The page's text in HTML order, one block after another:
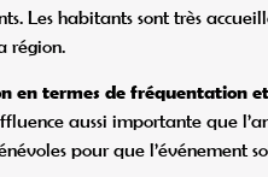
Les habitants sont très
région.
en termes de fréquentation
aussi importante que
pour que l’événement